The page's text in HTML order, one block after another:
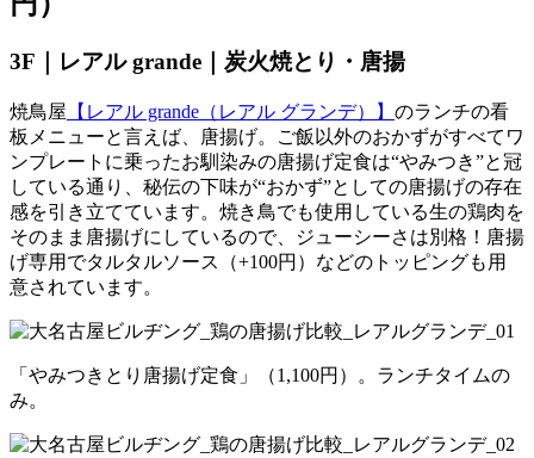
3F｜レアル grande｜炭火焼とり・唐揚
焼鳥屋 【レアル grande（レアル グランデ）】 のランチの看
板メニューと言えば、唐揚げ。ご飯以外のおかずがすべてワ
ンプレートに乗ったお馴染みの唐揚げ定食は“やみつき”と冠
している通り、秘伝の下味が“おかず”としての唐揚げの存在
感を引き立てています。焼き鳥でも使用している生の鶏肉を
そのまま唐揚げにしているので、ジューシーさは別格！唐揚
げ専用でタルタルソース（+100円）などのトッピングも用
意されています。
「やみつきとり唐揚げ定食」（1,100円）。ランチタイムの
み。